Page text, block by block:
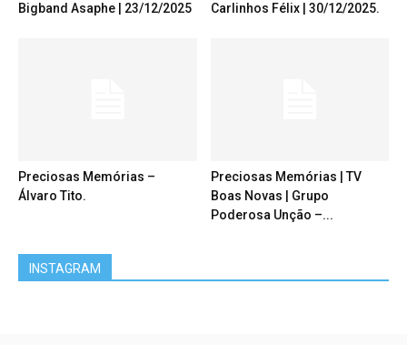
Bigband Asaphe | 23/12/2025
Carlinhos Félix | 30/12/2025.
Preciosas Memórias –
Álvaro Tito.
Preciosas Memórias | TV
Boas Novas | Grupo
Poderosa Unção –...
INSTAGRAM